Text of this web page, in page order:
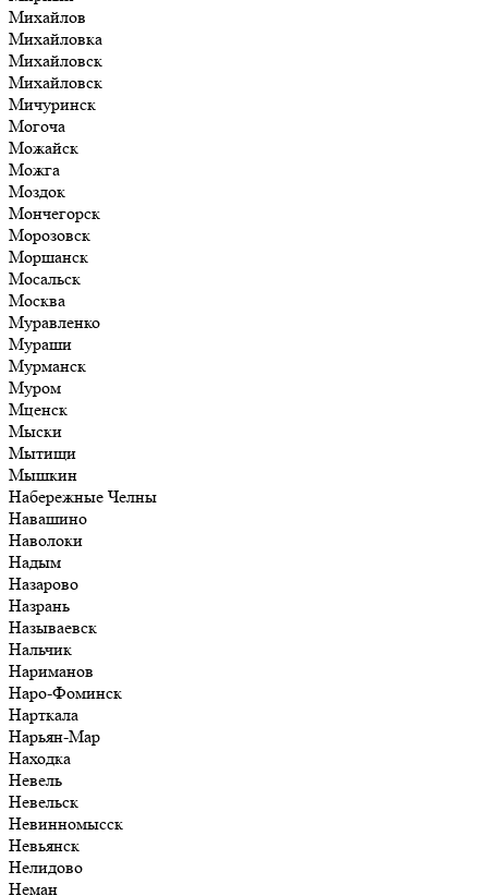
Михайлов
Михайловка
Михайловск
Михайловск
Мичуринск
Могоча
Можайск
Можга
Моздок
Мончегорск
Морозовск
Моршанск
Мосальск
Москва
Муравленко
Мураши
Мурманск
Муром
Мценск
Мыски
Мытищи
Мышкин
Набережные Челны
Навашино
Наволоки
Надым
Назарово
Назрань
Называевск
Нальчик
Нариманов
Наро-Фоминск
Нарткала
Нарьян-Мар
Находка
Невель
Невельск
Невинномысск
Невьянск
Нелидово
Неман